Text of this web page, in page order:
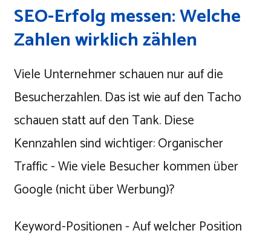
SEO-Erfolg messen: Welche
Zahlen wirklich zählen
Viele Unternehmer schauen nur auf die
Besucherzahlen. Das ist wie auf den Tacho
schauen statt auf den Tank. Diese
Kennzahlen sind wichtiger: Organischer
Traffic - Wie viele Besucher kommen über
Google (nicht über Werbung)?
Keyword-Positionen - Auf welcher Position